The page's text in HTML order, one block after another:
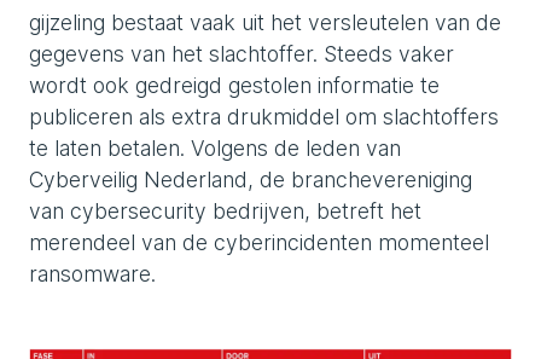
gijzeling bestaat vaak uit het versleutelen van de
gegevens van het slachtoffer. Steeds vaker
wordt ook gedreigd gestolen informatie te
publiceren als extra drukmiddel om slachtoffers
te laten betalen. Volgens de leden van
Cyberveilig Nederland, de branchevereniging
van cybersecurity bedrijven, betreft het
merendeel van de cyberincidenten momenteel
ransomware.